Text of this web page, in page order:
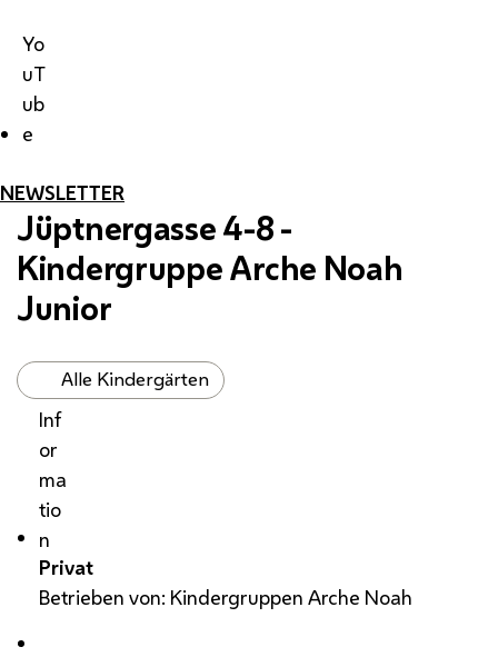
Yo
uT
ub
e
NEWSLETTER
Jüptnergasse 4-8 -
Kindergruppe Arche Noah
Junior
Alle Kindergärten
Inf
or
ma
tio
n
Privat
Betrieben von: Kindergruppen Arche Noah